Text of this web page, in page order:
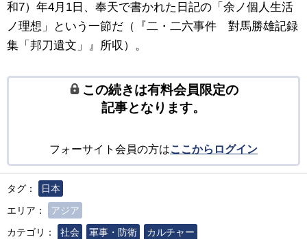
和7）年4月1日、奉天で書かれた日記の「余ノ個人生活
ノ理想」という一節だ（『二・二六事件 對馬勝雄記録
集「邦刀遺文」』所収）。
この続きは有料会員限定の
記事となります。
フォーサイト会員の方はここからログイン
タグ：
日本
エリア：
アジア
カテゴリ：
社会 軍事・防衛 カルチャー